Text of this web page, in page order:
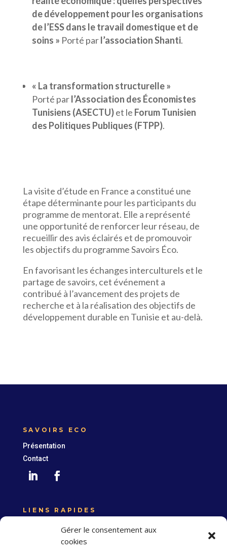
Gérer le consentement aux
cookies
de développement pour les organisations
de l’ESS dans le travail domestique et de
soins » Porté parl’association Shanti.
« La transformation structurelle »
Porté parl’Association des Économistes
Tunisiens (ASECTU)et le Forum Tunisien
des Politiques Publiques (FTPP).
La visite d’étude en France a constitué une
étape déterminante pour les participants du
programme de mentorat. Elle a représenté
une opportunité de renforcer leur réseau, de
recueillir des avis éclairés et de promouvoir
les objectifs du programme Savoirs Éco.
En favorisant les échanges interculturels et le
partage de savoirs, cet événement a
contribué à l’avancement des projets de
recherche et à la réalisation des objectifs de
développement durable en Tunisie et au-delà.
SAVOIRS ECO
Présentation
Contact
LIENS RAPIDES
Expertise France
Union européenne